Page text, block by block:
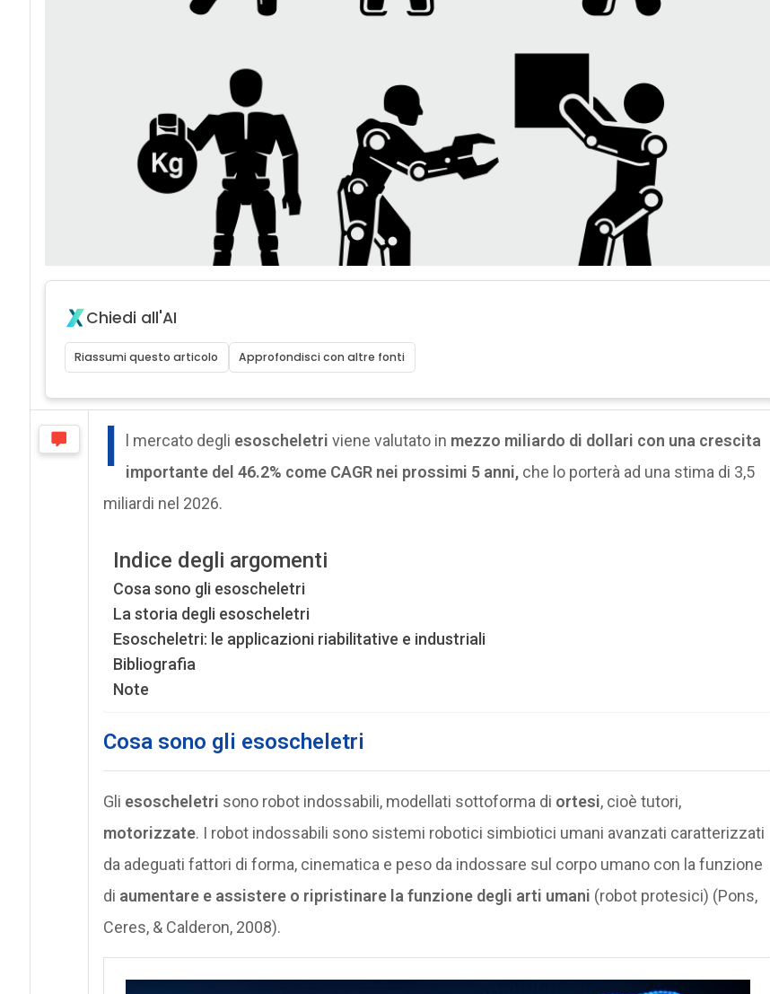
Chiedi all'AI
Riassumi questo articolo Approfondisci con altre fonti
I l mercato degli esoscheletri viene valutato in mezzo miliardo di dollari con una crescita
importante del 46.2% come CAGR nei prossimi 5 anni,che lo porterà ad una stima di 3,5
miliardi nel 2026.
Indice degli argomenti
Cosa sono gli esoscheletri
La storia degli esoscheletri
Esoscheletri: le applicazioni riabilitative e industriali
Bibliografia
Note
Cosa sono gli esoscheletri
Gli esoscheletri sono robot indossabili, modellati sottoforma di ortesi, cioè tutori,
motorizzate. I robot indossabili sono sistemi robotici simbiotici umani avanzati caratterizzati
da adeguati fattori di forma, cinematica e peso da indossare sul corpo umano con la funzione
di aumentare e assistere o ripristinare la funzione degli arti umani (robot protesici) (Pons,
Ceres, & Calderon, 2008).
Cultura e società digitali Industria 5.0/